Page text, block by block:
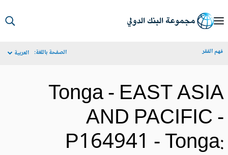
الفقر الصفحة باللغة: العربية
Tonga - EAST
AND PACIFIC
P164941 -